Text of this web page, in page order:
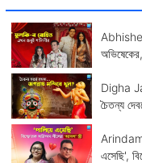
Digha
চৈতন্য
Arindam
এসেছি',